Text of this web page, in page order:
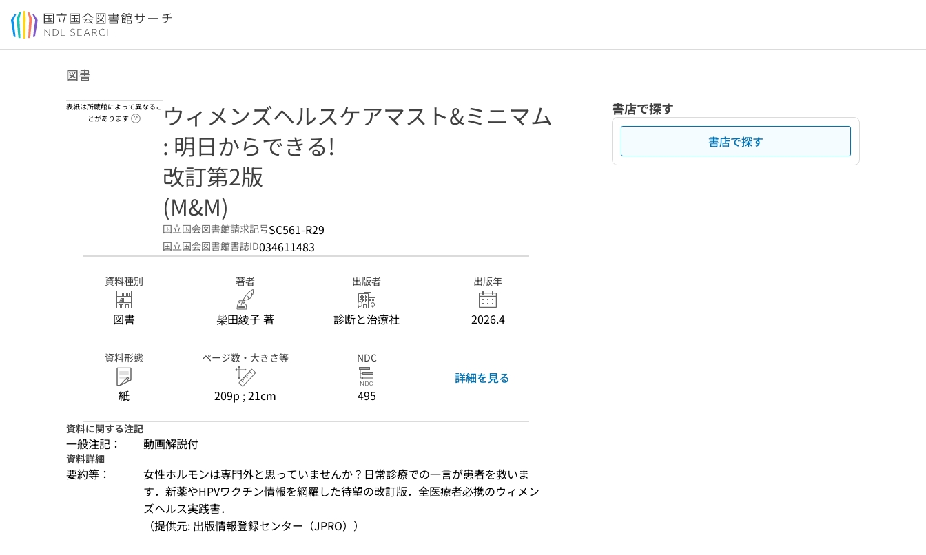
本文へ移動
図書
表紙は所蔵館によって異なるこ
とがあります
ヘルプページへのリンク
ウィメンズヘルスケアマスト&ミニマム
: 明日からできる!
改訂第2版
(M&M)
国立国会図書館請求記号SC561-R29
国立国会図書館書誌ID034611483
資料種別
図書
著者
柴田綾子 著
出版者
診断と治療社
出版年
2026.4
資料形態
紙
ページ数・大きさ等
209p ; 21cm
NDC
495
詳細を見る
資料に関する注記
一般注記： 動画解説付
資料詳細
要約等：
女性ホルモンは専門外と思っていませんか？日常診療での一言が患者を救いま
す．新薬やHPVワクチン情報を網羅した待望の改訂版．全医療者必携のウィメン
ズヘルス実践書．
（提供元: 出版情報登録センター（JPRO））
書店で探す
書店で探す